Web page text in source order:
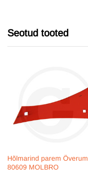
Seotud tooted
Hõlmarind parem Överum
80609 MOLBRO